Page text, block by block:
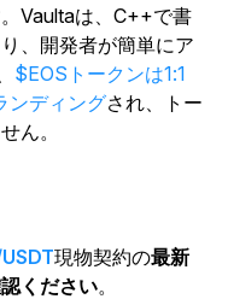
Vaultaは、C++で書
、開発者が簡単にア
$EOSトークンは1:1
ンディングされ、トー
ん。
現物契約の最新
ください。